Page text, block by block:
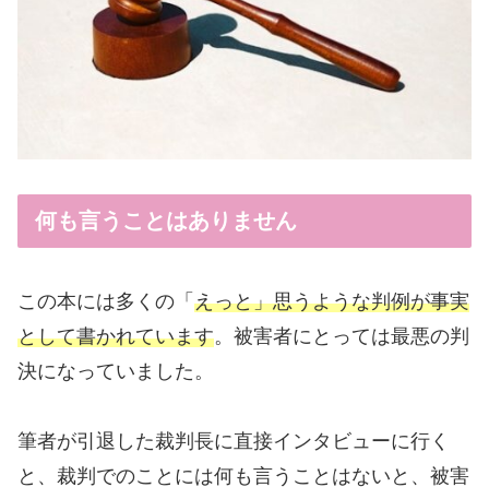
何も言うことはありません
この本には多くの「 えっと」思うような判例が事実
として書かれています。被害者にとっては最悪の判
決になっていました。
筆者が引退した裁判長に直接インタビューに行く
と、裁判でのことには何も言うことはないと、被害